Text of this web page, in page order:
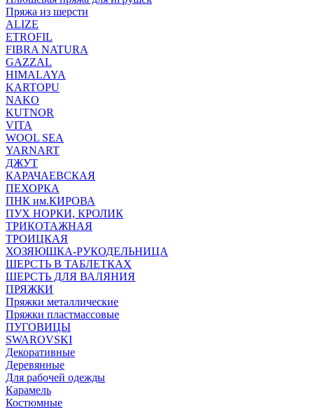
Пряжа из шерсти
ALIZE
ETROFIL
FIBRA NATURA
GAZZAL
HIMALAYA
KARTOPU
NAKO
KUTNOR
VITA
WOOL SEA
YARNART
ДЖУТ
КАРАЧАЕВСКАЯ
ПЕХОРКА
ПНК им.КИРОВА
ПУХ НОРКИ, КРОЛИК
ТРИКОТАЖНАЯ
ТРОИЦКАЯ
ХОЗЯЮШКА-РУКОДЕЛЬНИЦА
ШЕРСТЬ В ТАБЛЕТКАХ
ШЕРСТЬ ДЛЯ ВАЛЯНИЯ
ПРЯЖКИ
Пряжки металлические
Пряжки пластмассовые
ПУГОВИЦЫ
SWAROVSKI
Декоративные
Деревянные
Для рабочей одежды
Карамель
Костюмные